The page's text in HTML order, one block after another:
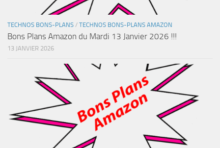
TECHNOS BONS-PLANS / TECHNOS BONS-PLANS AMAZON
Bons Plans Amazon du Mardi 13 Janvier 2026 !!!
13 JANVIER 2026